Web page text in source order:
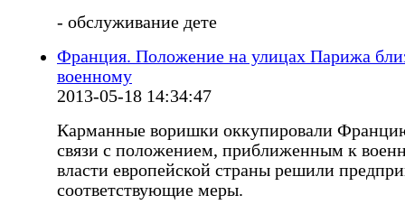
- обслуживание дете
Франция. Положение на улицах Парижа
военному
2013-05-18 14:34:47
Карманные воришки оккупировали
связи с положением, приближенным к
власти европейской страны решили
соответствующие меры.